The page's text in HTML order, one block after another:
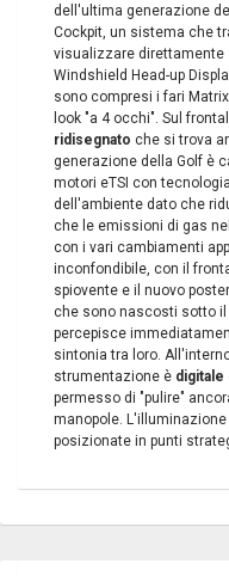
dell'ultima generazione
Cockpit, un sistema che
visualizzare direttamente
Windshield Head-up
sono compresi i fari
look "a 4 occhi". Sul
ridisegnato che si trova
generazione della Golf è
motori eTSI con
dell'ambiente dato che
che le emissioni di gas
con i vari cambiamenti
inconfondibile, con il
spiovente e il nuovo
che sono nascosti sotto
percepisce
sintonia tra loro.
strumentazione è digitale
permesso di "pulire"
manopole.
posizionate in punti